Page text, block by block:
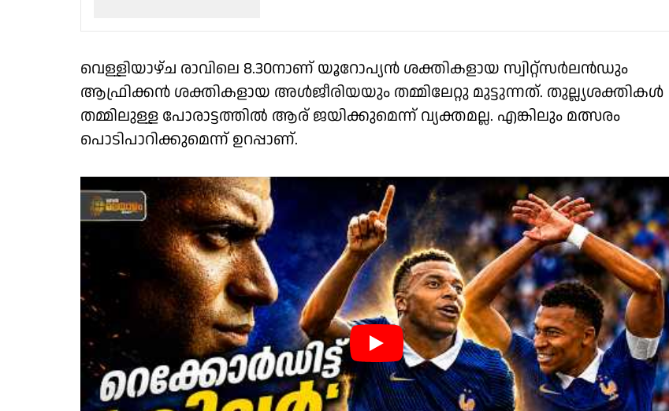
വെള്ളിയാഴ്ച രാവിലെ 8.30നാണ് യൂറോപ്യൻ ശക്തികളായ സ്വിറ്റ്‌സർലൻഡും
ആഫ്രിക്കൻ ശക്തികളായ അൾജീരിയയും തമ്മിലേറ്റു മുട്ടുന്നത്. തുല്ല്യശക്തികൾ
തമ്മിലുള്ള പോരാട്ടത്തിൽ ആര് ജയിക്കുമെന്ന് വ്യക്തമല്ല. എങ്കിലും മത്സരം
പൊടിപാറിക്കുമെന്ന് ഉറപ്പാണ്.